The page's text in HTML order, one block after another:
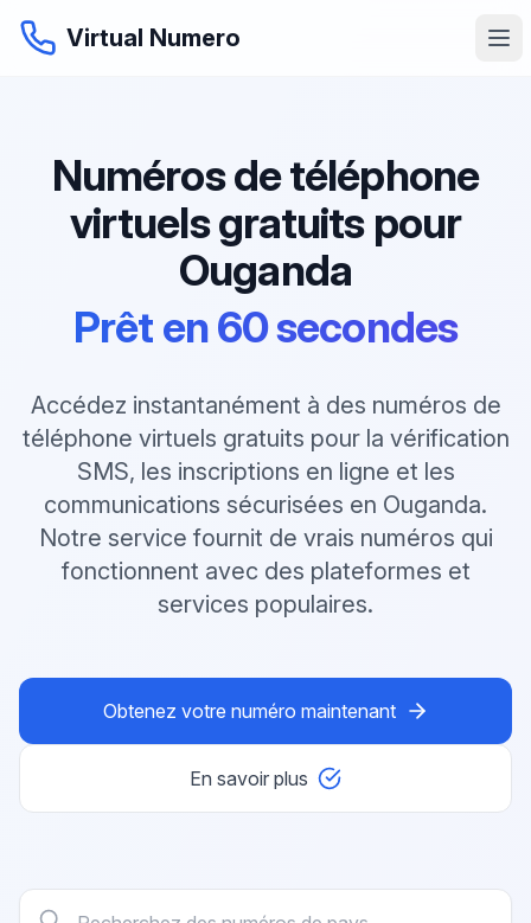
Virtual Numero
Numéros de téléphone
virtuels gratuits pour
Ouganda
Prêt en 60 secondes
Accédez instantanément à des numéros de
téléphone virtuels gratuits pour la vérification
SMS, les inscriptions en ligne et les
communications sécurisées en Ouganda.
Notre service fournit de vrais numéros qui
fonctionnent avec des plateformes et
services populaires.
Obtenez votre numéro maintenant
En savoir plus